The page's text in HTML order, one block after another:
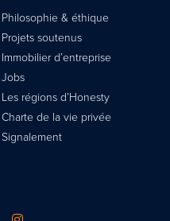
Philosophie & éthique
Projets soutenus
Immobilier d’entreprise
Jobs
Les régions d’Honesty
Charte de la vie privée
Signalement